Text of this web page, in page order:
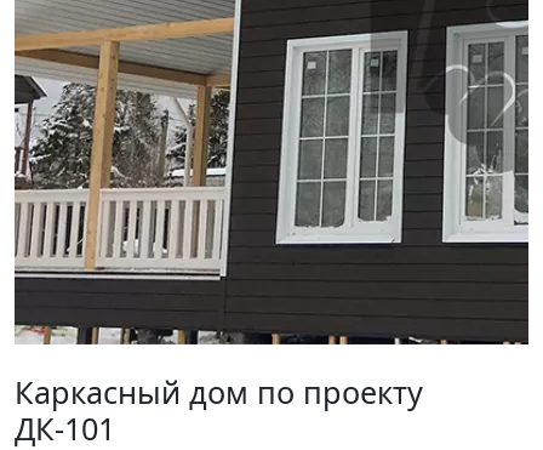
Каркасный дом по проекту
ДК-101